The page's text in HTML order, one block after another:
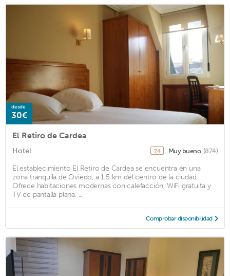
desde
30€
El Retiro de Cardea
Hotel 7,4 Muy bueno (874)
El establecimiento El Retiro de Cardea se encuentra en una
zona tranquila de Oviedo, a 1,5 km del centro de la ciudad.
Ofrece habitaciones modernas con calefacción, WiFi gratuita y
TV de pantalla plana. ...
Comprobar disponibilidad